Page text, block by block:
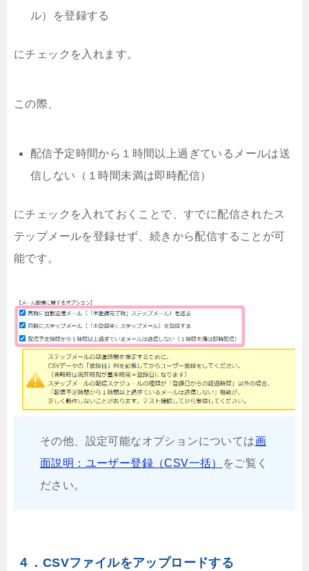
ル）を登録する
にチェックを入れます。
この際、
配信予定時間から１時間以上過ぎているメールは送
信しない（１時間未満は即時配信）
にチェックを入れておくことで、すでに配信されたス
テップメールを登録せず、続きから配信することが可
能です。
その他、設定可能なオプションについては画
面説明：ユーザー登録（CSV一括）
をご覧く
ださい。
４．CSVファイルをアップロードする